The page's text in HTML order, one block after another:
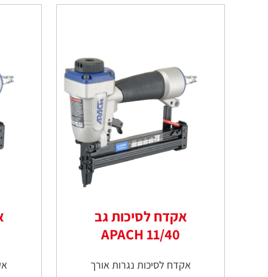
אקדח לסיכות גב
11/40 APACH
אקדח לסיכות נגרות אורך